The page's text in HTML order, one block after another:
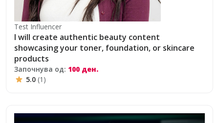
Test Influencer
I will create authentic beauty content
showcasing your toner, foundation, or skincare
products
Започнува од: 100 ден.
5.0 (1)